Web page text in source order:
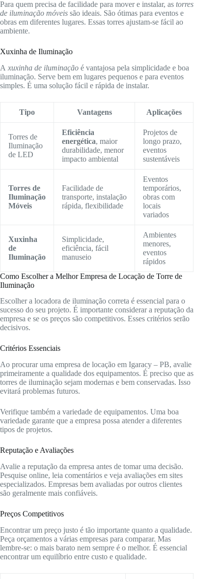
Para quem precisa de facilidade para mover e instalar, as torres
de iluminação móveis são ideais. São ótimas para eventos e
obras em diferentes lugares. Essas torres ajustam-se fácil ao
ambiente.
Xuxinha de Iluminação
A xuxinha de iluminação é vantajosa pela simplicidade e boa
iluminação. Serve bem em lugares pequenos e para eventos
simples. É uma solução fácil e rápida de instalar.
Tipo Vantagens Aplicações
Torres de
Iluminação
de LED
Eficiência
energética, maior
durabilidade, menor
impacto ambiental
Projetos de
longo prazo,
eventos
sustentáveis
Torres de
Iluminação
Móveis
Facilidade de
transporte, instalação
rápida, flexibilidade
Eventos
temporários,
obras com
locais
variados
Xuxinha
de
Iluminação
Simplicidade,
eficiência, fácil
manuseio
Ambientes
menores,
eventos
rápidos
Como Escolher a Melhor Empresa de Locação de Torre de
Iluminação
Escolher a locadora de iluminação correta é essencial para o
sucesso do seu projeto. É importante considerar a reputação da
empresa e se os preços são competitivos. Esses critérios serão
decisivos.
Critérios Essenciais
Ao procurar uma empresa de locação em Igaracy – PB, avalie
primeiramente a qualidade dos equipamentos. É preciso que as
torres de iluminação sejam modernas e bem conservadas. Isso
evitará problemas futuros.
Verifique também a variedade de equipamentos. Uma boa
variedade garante que a empresa possa atender a diferentes
tipos de projetos.
Reputação e Avaliações
Avalie a reputação da empresa antes de tomar uma decisão.
Pesquise online, leia comentários e veja avaliações em sites
especializados. Empresas bem avaliadas por outros clientes
são geralmente mais confiáveis.
Preços Competitivos
Encontrar um preço justo é tão importante quanto a qualidade.
Peça orçamentos a várias empresas para comparar. Mas
lembre-se: o mais barato nem sempre é o melhor. É essencial
encontrar um equilíbrio entre custo e qualidade.